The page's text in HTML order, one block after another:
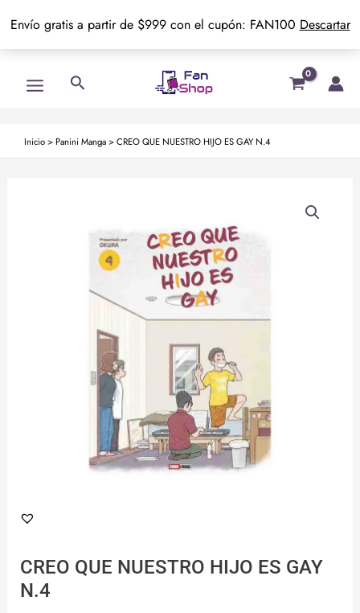
Envío gratis a partir de $999 con el cupón: FAN100 Descartar
Menu
Buscar
Inicio> Panini Manga>CREO QUE NUESTRO HIJO ES GAY N.4
CREO QUE NUESTRO HIJO ES GAY
N.4